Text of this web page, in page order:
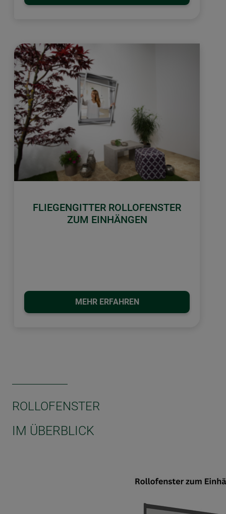
FLIEGENGITTER ROLLOFENSTER
ZUM EINHÄNGEN
MEHR ERFAHREN
ROLLOFENSTER
IM ÜBERBLICK